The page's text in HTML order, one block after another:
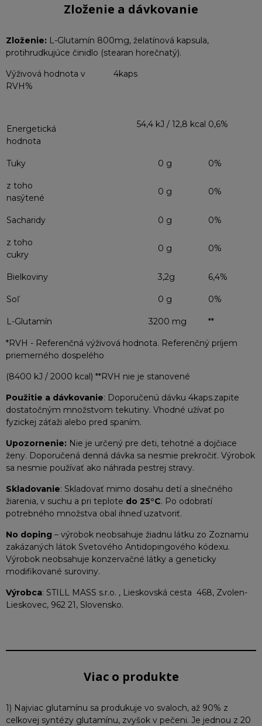
Zloženie a dávkovanie
Zloženie: L-Glutamín 800mg, želatínová kapsula,
protihrudkujúce činidlo (stearan horečnatý).
Výživová hodnota v 4kaps
RVH%
Energetická
hodnota
54,4 kJ / 12,8 kcal 0,6%
Tuky 0 g 0%
z toho
nasýtené
0 g 0%
Sacharidy 0 g 0%
z toho
cukry
0 g 0%
Bielkoviny 3,2g 6,4%
Soľ 0 g 0%
L-Glutamín 3200 mg **
*RVH - Referenčná výživová hodnota. Referenčný príjem
priemerného dospelého
(8400 kJ / 2000 kcal) **RVH nie je stanovené
Použitie a dávkovanie: Doporučenú dávku 4kaps.zapite
dostatočným množstvom tekutiny. Vhodné užívať po
fyzickej záťaži alebo pred spaním.
Upozornenie: Nie je určený pre deti, tehotné a dojčiace
ženy. Doporučená denná dávka sa nesmie prekročiť. Výrobok
sa nesmie používať ako náhrada pestrej stravy.
Skladovanie: Skladovať mimo dosahu detí a slnečného
žiarenia, v suchu a pri teplote do 25°C. Po odobratí
potrebného množstva obal ihneď uzatvoriť.
No doping – výrobok neobsahuje žiadnu látku zo Zoznamu
zakázaných látok Svetového Antidopingového kódexu.
Výrobok neobsahuje konzervačné látky a geneticky
modifikované suroviny.
Výrobca: STILL MASS s.r.o. , Lieskovská cesta 468, Zvolen-
Lieskovec, 962 21, Slovensko.
Viac o produkte
1) Najviac glutamínu sa produkuje vo svaloch, až 90% z
celkovej syntézy glutamínu, zvyšok v pečeni. Je jednou z 20